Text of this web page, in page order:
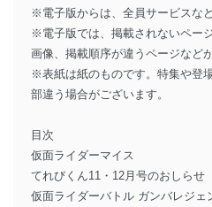
※電子版からは、全員サービスな
※電子版では、掲載されないペー
画像、掲載順序が違うページなど
※表紙は紙のものです。特集や登
部違う場合がございます。
目次
仮面ライダーマイス
てれびくん11・12月号のおしらせ
仮面ライダーバトル ガンバレジェ